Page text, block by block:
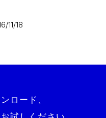
11/18
ロード、